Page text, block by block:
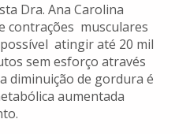
Dra. Ana Carolina
contrações musculares
atingir até 20 mil
sem esforço através
diminuição de gordura é
aumentada